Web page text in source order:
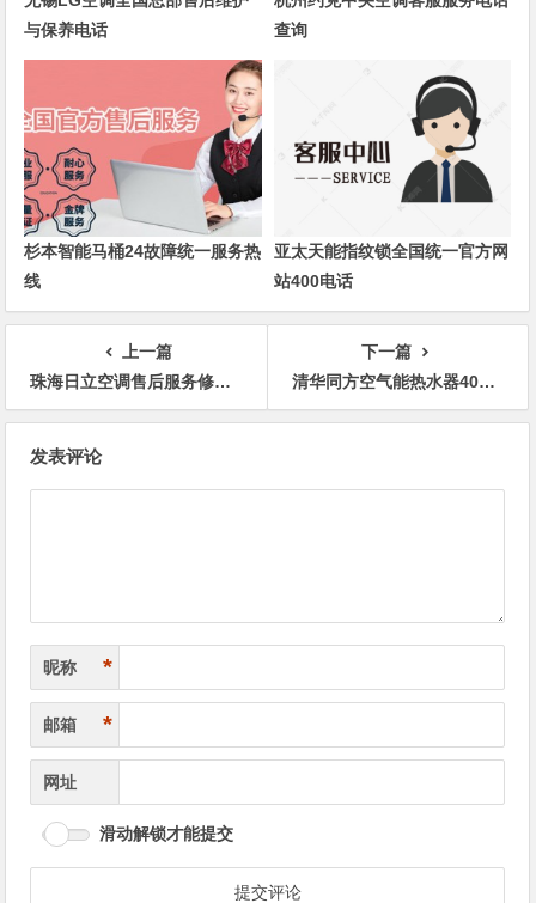
与保养电话
查询
杉本智能马桶24故障统一服务热
线
亚太天能指纹锁全国统一官方网
站400电话
上一篇
珠海日立空调售后服务修理电话
下一篇
清华同方空气能热水器400全国售后24小时人工服务热线电话
发表评论
昵称 *
邮箱 *
网址
滑动解锁才能提交